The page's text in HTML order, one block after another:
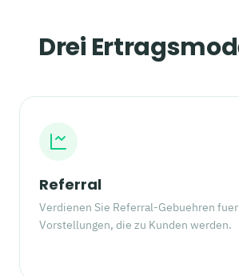
Drei
Referral
Verdienen Sie Referral-Gebuehren
Vorstellungen, die zu Kunden werden.